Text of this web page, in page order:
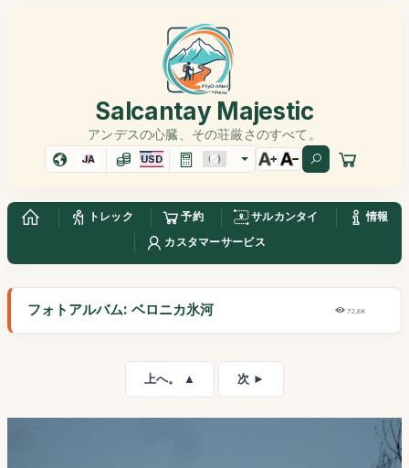
Salcantay Majestic
アンデスの心臓、その荘厳さのすべて。
JA USD
トレック 予約 サルカンタイ
情報
カスタマーサービス
フォトアルバム: ベロニカ氷河 72,8K
上へ。 ▲ 次 ►